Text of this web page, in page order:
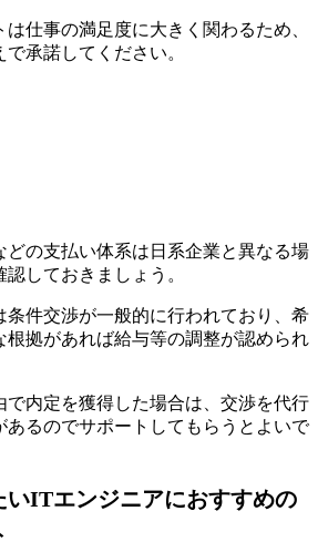
仕事の満足度に大きく関わるため、
承諾してください。
どの支払い体系は日系企業と異なる場
しておきましょう。
条件交渉が一般的に行われており、希
根拠があれば給与等の調整が認められ
で内定を獲得した場合は、交渉を代行
あるのでサポートしてもらうとよいで
いITエンジニアにおすすめの